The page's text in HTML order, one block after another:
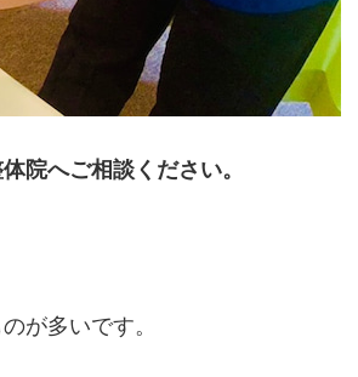
院へご相談ください。
が多いです。